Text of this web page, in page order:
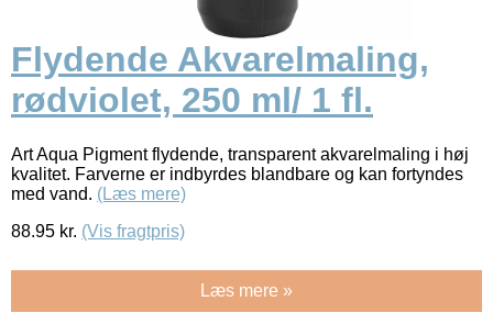
Flydende Akvarelmaling,
rødviolet, 250 ml/ 1 fl.
Art Aqua Pigment flydende, transparent akvarelmaling i høj
kvalitet. Farverne er indbyrdes blandbare og kan fortyndes
med vand. (Læs mere)
88.95 kr. (Vis fragtpris)
Læs mere »